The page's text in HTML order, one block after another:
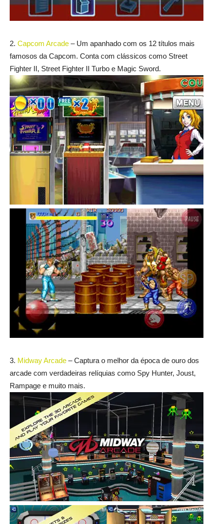
2. Capcom Arcade – Um apanhado com os 12 títulos mais
famosos da Capcom. Conta com clássicos como Street
Fighter II, Street Fighter II Turbo e Magic Sword.
3. Midway Arcade – Captura o melhor da época de ouro dos
arcade com verdadeiras relíquias como Spy Hunter, Joust,
Rampage e muito mais.